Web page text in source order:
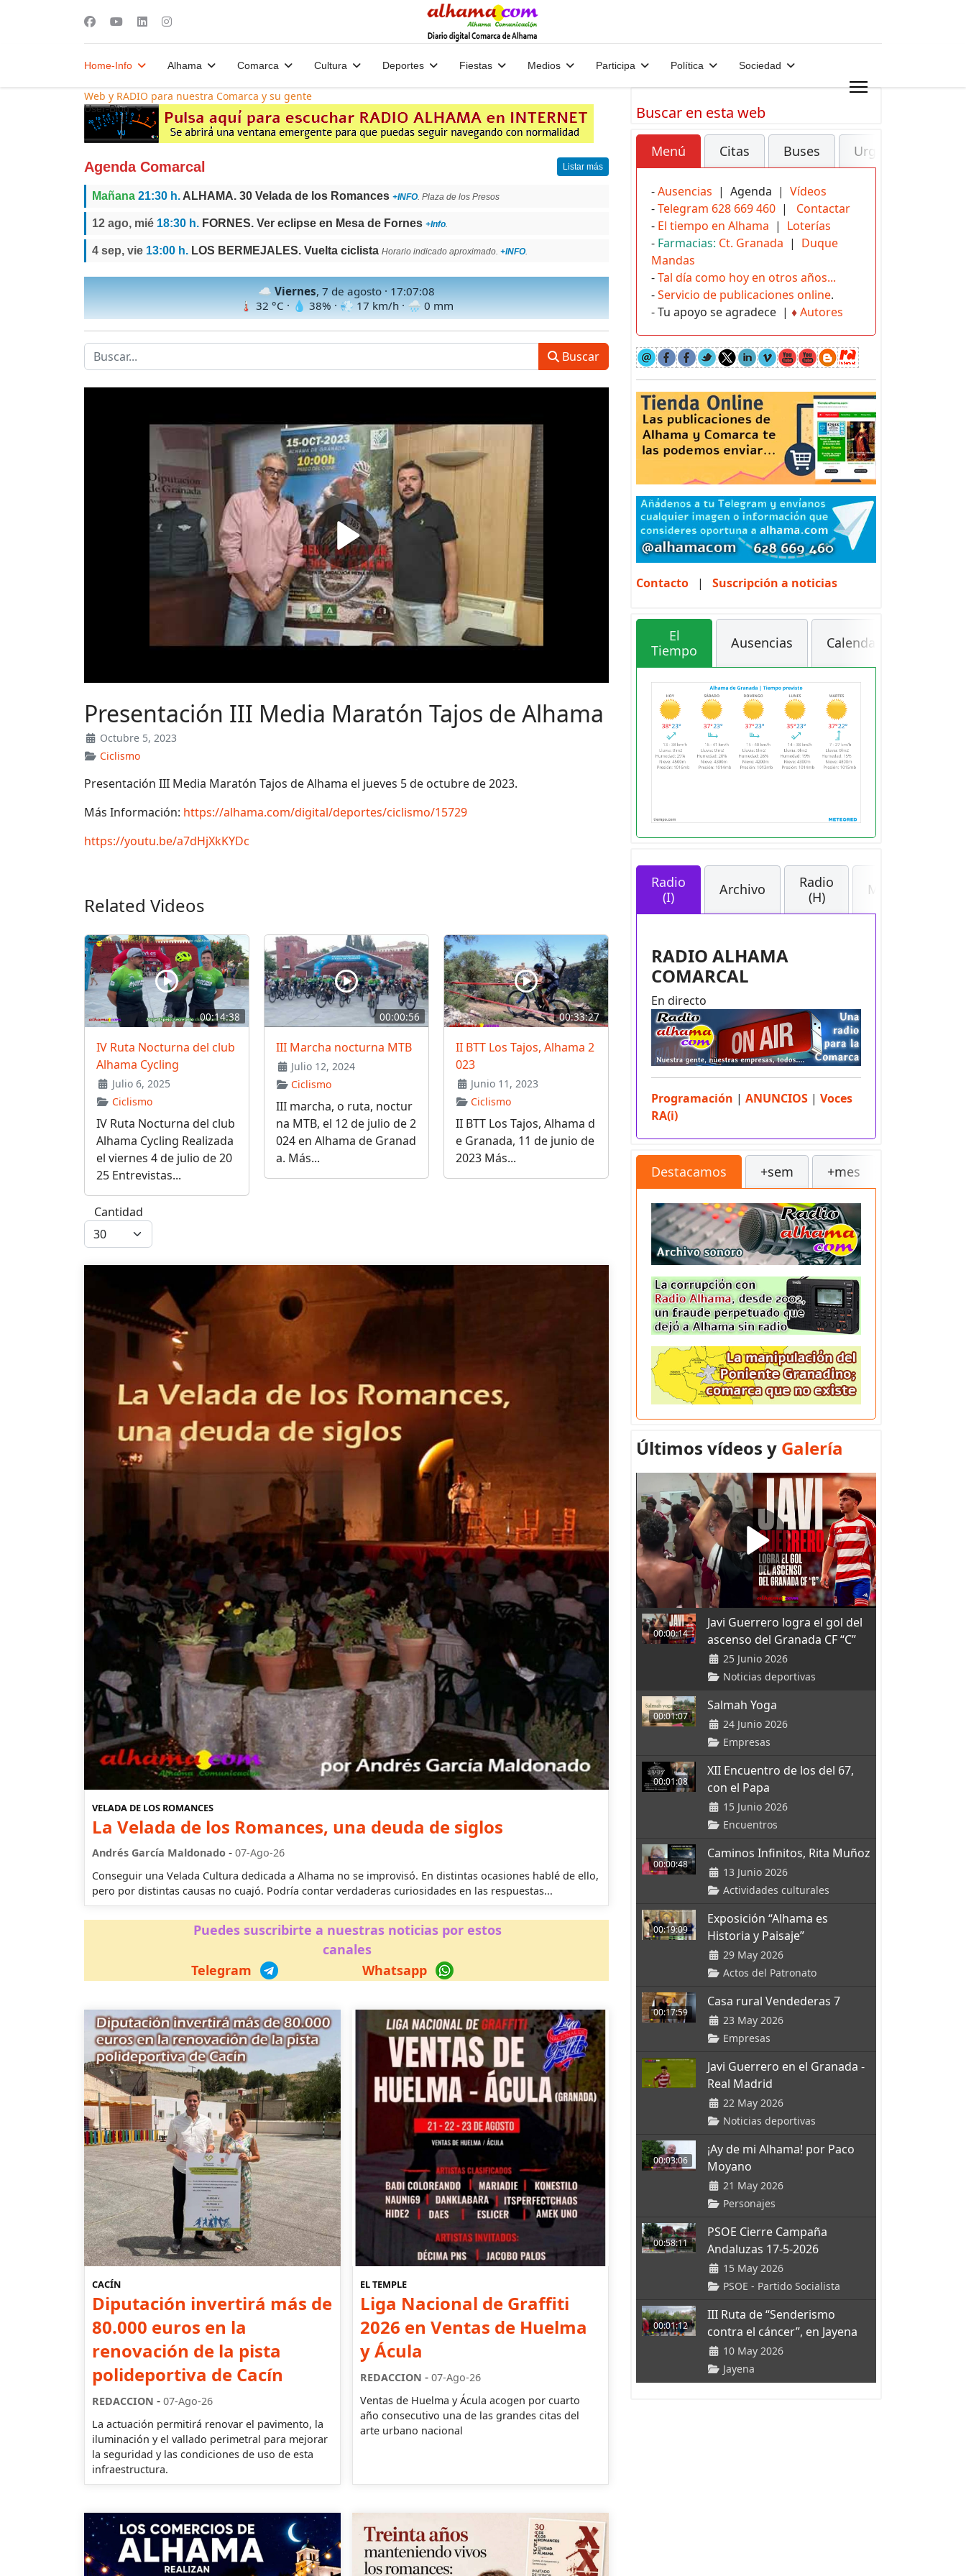
Home-Info Alhama Comarca Cultura Deportes Fiestas Medios Participa Política Sociedad
User-Blog
Web y RADIO para nuestra Comarca y su gente
Agenda Comarcal Listar más
Mañana 21:30 h. ALHAMA. 30 Velada de los Romances +INFO. Plaza de los Presos
12 ago, mié 18:30 h. FORNES. Ver eclipse en Mesa de Fornes +Info.
4 sep, vie 13:00 h. LOS BERMEJALES. Vuelta ciclista Horario indicado aproximado. +INFO.
☁️ Viernes, 7 de agosto · 17:07:10
🌡 32 °C · 💧 38% · 💨 17 km/h · 🌧 0 mm
Buscar
Presentación III Media Maratón Tajos de Alhama
Octubre 5, 2023
Ciclismo
Presentación III Media Maratón Tajos de Alhama el jueves 5 de octubre de 2023.
Más Información: https://alhama.com/digital/deportes/ciclismo/15729
https://youtu.be/a7dHjXkKYDc
Related Videos
00:14:38
IV Ruta Nocturna del club
Alhama Cycling
Julio 6, 2025
Ciclismo
IV Ruta Nocturna del club
Alhama Cycling Realizada
el viernes 4 de julio de 20
25 Entrevistas...
00:00:56
III Marcha nocturna MTB
Julio 12, 2024
Ciclismo
III marcha, o ruta, noctur
na MTB, el 12 de julio de 2
024 en Alhama de Granad
a. Más...
00:33:27
II BTT Los Tajos, Alhama 2
023
Junio 11, 2023
Ciclismo
II BTT Los Tajos, Alhama d
e Granada, 11 de junio de
2023 Más...
Cantidad
VELADA DE LOS ROMANCES
La Velada de los Romances, una deuda de siglos
Andrés García Maldonado - 07-Ago-26
Conseguir una Velada Cultura dedicada a Alhama no se improvisó. En distintas ocasiones hablé de ello,
pero por distintas causas no cuajó. Podría contar verdaderas curiosidades en las respuestas...
Puedes suscribirte a nuestras noticias por estos
canales
Telegram
Whatsapp
CACÍN
Diputación invertirá más de
80.000 euros en la
renovación de la pista
polideportiva de Cacín
REDACCION - 07-Ago-26
La actuación permitirá renovar el pavimento, la
iluminación y el vallado perimetral para mejorar
la seguridad y las condiciones de uso de esta
infraestructura.
EL TEMPLE
Liga Nacional de Graffiti
2026 en Ventas de Huelma
y Ácula
REDACCION - 07-Ago-26
Ventas de Huelma y Ácula acogen por cuarto
año consecutivo una de las grandes citas del
arte urbano nacional
Buscar en esta web
Menú Citas Buses Urgencias
-Ausencias | Agenda | Vídeos
-Telegram 628 669 460 | Contactar
- El tiempo en Alhama | Loterías
- Farmacias: Ct. Granada | Duque
Mandas
-Tal día como hoy en otros años...
-Servicio de publicaciones online.
- Tu apoyo se agradece | ♦Autores
Contacto | Suscripción a noticias
El
Tiempo
Ausencias Calendarios
Radio
(I)
Archivo
Radio
(H)
Medios
RADIO ALHAMA
COMARCAL
En directo
Programación | ANUNCIOS | Voces
RA(i)
Destacamos +sem +mes
Últimos vídeos y Galería
00:00:14
Javi Guerrero logra el gol del
ascenso del Granada CF “C”
25 Junio 2026
Noticias deportivas
00:01:07
Salmah Yoga
24 Junio 2026
Empresas
00:01:08
XII Encuentro de los del 67,
con el Papa
15 Junio 2026
Encuentros
00:00:48
Caminos Infinitos, Rita Muñoz
13 Junio 2026
Actividades culturales
00:19:09
Exposición “Alhama es
Historia y Paisaje”
29 May 2026
Actos del Patronato
00:17:59
Casa rural Vendederas 7
23 May 2026
Empresas
Javi Guerrero en el Granada -
Real Madrid
22 May 2026
Noticias deportivas
00:03:06
¡Ay de mi Alhama! por Paco
Moyano
21 May 2026
Personajes
00:58:11
PSOE Cierre Campaña
Andaluzas 17-5-2026
15 May 2026
PSOE - Partido Socialista
00:01:12
III Ruta de “Senderismo
contra el cáncer”, en Jayena
10 May 2026
Jayena